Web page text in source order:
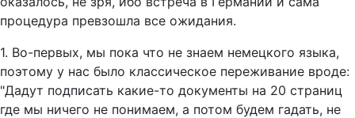
процедура превзошла все ожидания.
1. Во-первых, мы пока что не знаем немецкого языка,
поэтому у нас было классическое переживание вроде:
"Дадут подписать какие-то документы на 20 страниц
где мы ничего не понимаем, а потом будем гадать, не